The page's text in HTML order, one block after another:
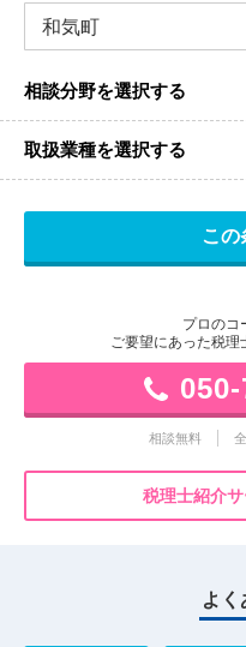
相談分野を選択する
取扱業種を選択する
プロのコ
ご要望にあった税
相談無料
税理士紹介
よ